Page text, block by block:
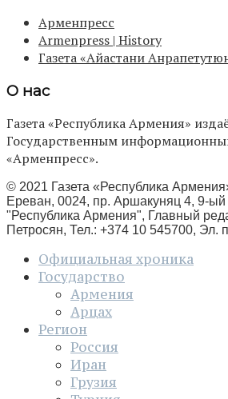
Арменпресс
Armenpress | History
Газета «Айастани
О нас
Газета «Республика Армения»
Государственным
«Арменпресс».
© 2021 Газета «Республика
Ереван, 0024, пр. Аршакуняц 4, 9-ый
"Республика Армения", Главный
Петросян, Тел.: +374 10 545700, Эл.
Официальная хроника
Государство
Армения
Арцах
Регион
Россия
Иран
Грузия